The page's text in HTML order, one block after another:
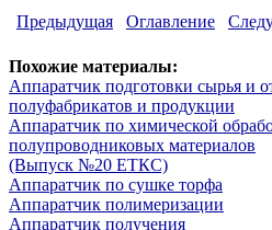
Предыдущая Оглавление
Похожие материалы:
Аппаратчик подготовки сырья и
полуфабрикатов и продукции
Аппаратчик по химической
полупроводниковых материалов
(Выпуск №20 ЕТКС)
Аппаратчик по сушке торфа
Аппаратчик полимеризации
Аппаратчик получения